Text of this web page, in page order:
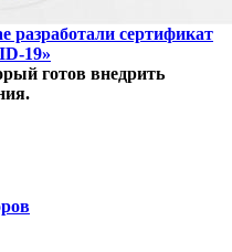
разработали сертификат
19»
готов внедрить